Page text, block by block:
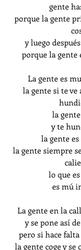
gente
porque la gente
y luego
porque la gente
La gente es
la gente si te ve
la
y te
la gente
la gente siempre
lo que
es mú
La gente en la
y se pone así
pero si hace
la gente coge y